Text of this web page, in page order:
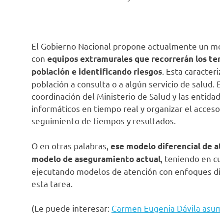
El Gobierno Nacional propone actualmente un
con equipos extramuralesque recorrerán los
población e identificando riesgos. Esta
población a consulta o a algún servicio de salud.
coordinación del Ministerio de Salud y las
informáticos en tiempo real y organizar el
seguimiento de tiempos y resultados.
O en otras palabras, ese modelo diferencial de
modelo de aseguramiento actual , teniendo en
ejecutando modelos de atención con enfoques
esta tarea.
(Le puede interesar: Carmen Eugenia Dávila